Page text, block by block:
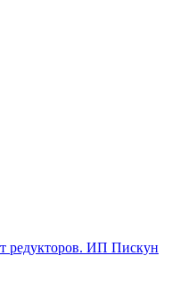
редукторов. ИП Пискун